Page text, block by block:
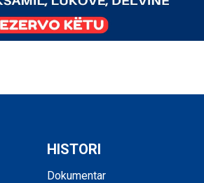
HISTORI
Dokumentar